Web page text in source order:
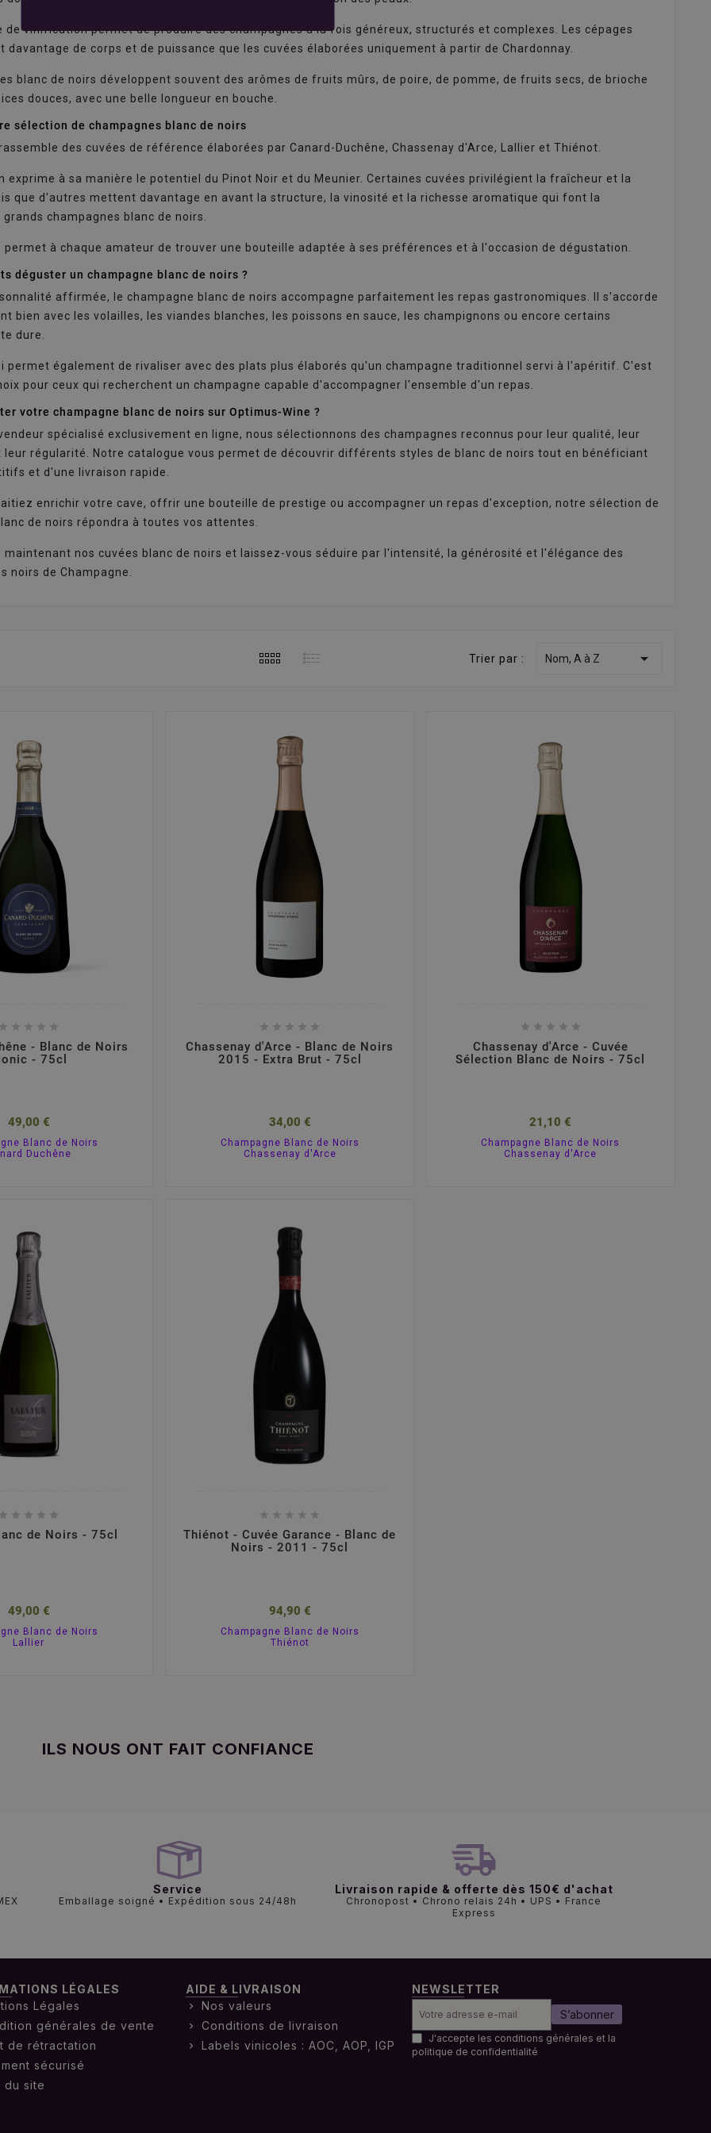
de vinification permet de produire des champagnes à la fois généreux, structurés et complexes. Les cépages
davantage de corps et de puissance que les cuvées élaborées uniquement à partir de Chardonnay.
blanc de noirs développent souvent des arômes de fruits mûrs, de poire, de pomme, de fruits secs, de brioche
douces, avec une belle longueur en bouche.
sélection de champagnes blanc de noirs
des cuvées de référence élaborées par Canard-Duchêne, Chassenay d'Arce, Lallier et Thiénot.
exprime à sa manière le potentiel du Pinot Noir et du Meunier. Certaines cuvées privilégient la fraîcheur et la
que d'autres mettent davantage en avant la structure, la vinosité et la richesse aromatique qui font la
champagnes blanc de noirs.
à chaque amateur de trouver une bouteille adaptée à ses préférences et à l'occasion de dégustation.
déguster un champagne blanc de noirs ?
affirmée, le champagne blanc de noirs accompagne parfaitement les repas gastronomiques. Il s'accorde
bien avec les volailles, les viandes blanches, les poissons en sauce, les champignons ou encore certains
dure.
permet également de rivaliser avec des plats plus élaborés qu'un champagne traditionnel servi à l'apéritif. C'est
pour ceux qui recherchent un champagne capable d'accompagner l'ensemble d'un repas.
votre champagne blanc de noirs sur Optimus-Wine ?
spécialisé exclusivement en ligne, nous sélectionnons des champagnes reconnus pour leur qualité, leur
régularité. Notre catalogue vous permet de découvrir différents styles de blanc de noirs tout en bénéficiant
et d'une livraison rapide.
enrichir votre cave, offrir une bouteille de prestige ou accompagner un repas d'exception, notre sélection de
de noirs répondra à toutes vos attentes.
maintenant nos cuvées blanc de noirs et laissez-vous séduire par l'intensité, la générosité et l'élégance des
noirs de Champagne.
Trier par : Nom, A à Z 
    
- Blanc de Noirs
- 75cl
49,00 €
Blanc de Noirs
Duchêne
    
Chassenay d'Arce - Blanc de Noirs
2015 - Extra Brut - 75cl
34,00 €
Champagne Blanc de Noirs
Chassenay d'Arce
    
Chassenay d'Arce - Cuvée
Sélection Blanc de Noirs - 75cl
21,10 €
Champagne Blanc de Noirs
Chassenay d'Arce
    
de Noirs - 75cl
49,00 €
Blanc de Noirs
Lallier
    
Thiénot - Cuvée Garance - Blanc de
Noirs - 2011 - 75cl
94,90 €
Champagne Blanc de Noirs
Thiénot
ILS NOUS ONT FAIT CONFIANCE
Service
Emballage soigné • Expédition sous 24/48h
Livraison rapide & offerte dès 150€ d'achat
Chronopost • Chrono relais 24h • UPS • France
Express
LÉGALES
Légales
générales de vente
de rétractation
sécurisé
du site
AIDE & LIVRAISON
Nos valeurs
Conditions de livraison
Labels vinicoles : AOC, AOP, IGP
NEWSLETTER
S’abonner
J'accepte les conditions générales et la
politique de confidentialité